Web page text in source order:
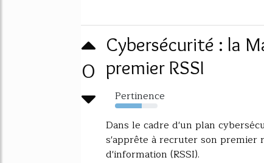
0
Cybersécurité : la
premier RSSI
Pertinence
63%
Dans le cadre d'un plan
s'apprête à recruter son premier
d'information (RSSI).